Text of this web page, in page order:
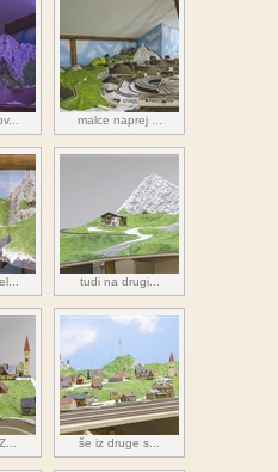
malce naprej ...
tudi na drugi...
še iz druge s...